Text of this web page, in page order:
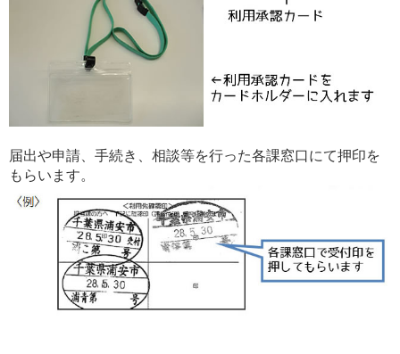
届出や申請、手続き、相談等を行った各課窓口にて押印を
もらいます。